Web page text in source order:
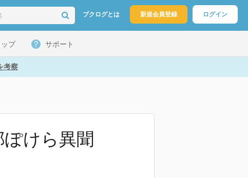
ブクログとは 新規会員登録 ログイン
プ サポート
考察
けら異聞